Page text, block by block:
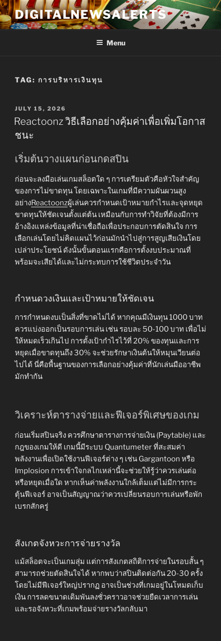
Skip
to
content
DIGITALNEWSALERTS
Menu
TAG: การบริหารเงินทุน
POSTED
ON
JULY 15, 2026
Reactoonz วิธีเลือกอย่างคุ้มค่าเพื่อเพิ่มโอกาส
ชนะ
เริ่มต้นวางแผนก่อนกดสปิน
ก่อนจะลงมือเล่นเกมสล็อตใด ๆ การเตรียมตัวคือหัวใจสำคัญ
ของการไม่ขาดทุน โดยเฉพาะในเกมที่มีความผันผวนสูง
อย่างReactoonzผู้เล่นควรกำหนดเป้าหมายกำไรและจุดหยุด
ขาดทุนให้ชัดเจนตั้งแต่ต้น เหมือนกับการทำวิจัยที่ต้องมีการ
อ้างอิงแหล่งข้อมูลที่น่าเชื่อถือเพื่อประกอบการตัดสินใจ การ
เลือกเล่นโดยไม่คิดแผนไว้ก่อนมักนำไปสู่การสูญเสียเงินโดย
เปล่าประโยชน์ ดังนั้นขั้นตอนแรกคือการตั้งงบประมาณที่
พร้อมจะเสียได้และไม่กระทบการใช้ชีวิตประจำวัน
กำหนดวงเงินและเป้าหมายให้ชัดเจน
การกำหนดงบเป็นสิ่งที่ขาดไม่ได้ หากคุณมีเงินทุน 1000 บาท
ควรแบ่งออกเป็นรอบการเล่น เช่น รอบละ 50-100 บาท เพื่อไม่
ให้หมดเร็วเกินไป การตั้งเป้ากำไรไว้ที่ 20% ของทุนและการ
หยุดเมื่อขาดทุนถึง 30% จะช่วยรักษาเงินต้นให้หมุนเวียนต่อ
ไปได้ นี่คือพื้นฐานของการเลือกอย่างคุ้มค่าที่นักเล่นมืออาชีพ
มักทำกัน
วิเคราะห์ตารางจ่ายและฟีเจอร์พิเศษของเกม
ก่อนเริ่มสปินจริง ควรศึกษาตารางการจ่ายเงิน (Paytable) และ
กฎของเกมให้ดี เกมนี้มีระบบ Quantumeter ที่สะสมค่า
พลังงานเพื่อเปิดใช้งานฟีเจอร์ต่าง ๆ เช่น Gargantoon หรือ
Implosion การเข้าใจกลไกเหล่านี้จะช่วยให้รู้ว่าควรเล่นต่อ
หรือหยุดเมื่อใด หากเห็นค่าพลังงานใกล้เต็มแต่ไม่มีการกระ
ตุ้นฟีเจอร์ อาจเป็นสัญญาณว่าควรเปลี่ยนรอบการเล่นหรือพัก
เบรกสักครู่
สังเกตจังหวะการจ่ายรางวัล
แม้สล็อตจะเป็นเกมสุ่ม แต่การสังเกตสถิติการจ่ายในรอบสั้น ๆ
สามารถช่วยตัดสินใจได้ หากพบว่าสปินติดต่อกัน 20-30 ครั้ง
โดยไม่มีฟีเจอร์ใหญ่ปรากฏ อาจเป็นช่วงที่เกมอยู่ในโหมดเก็บ
เงิน การลดขนาดเดิมพันลงชั่วคราวอาจช่วยยืดเวลาการเล่น
และรอจังหวะที่เกมพร้อมจ่ายรางวัลกลับมา